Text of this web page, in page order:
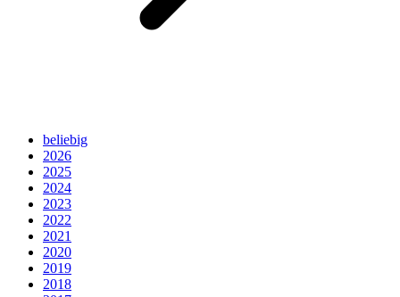
beliebig
2026
2025
2024
2023
2022
2021
2020
2019
2018